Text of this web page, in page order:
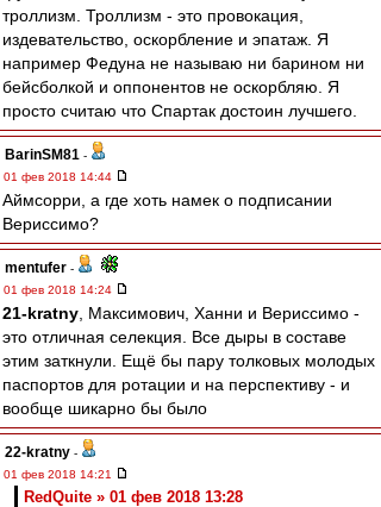
троллизм. Троллизм - это провокация,
издевательство, оскорбление и эпатаж. Я
например Федуна не называю ни барином ни
бейсболкой и оппонентов не оскорбляю. Я
просто считаю что Спартак достоин лучшего.
BarinSM81 -
01 фев 2018 14:44
Аймсорри, а где хоть намек о подписании
Вериссимо?
mentufer -
01 фев 2018 14:24
21-kratny , Максимович, Ханни и Вериссимо -
это отличная селекция. Все дыры в составе
этим заткнули. Ещё бы пару толковых молодых
паспортов для ротации и на перспективу - и
вообще шикарно бы было
22-kratny -
01 фев 2018 14:21
RedQuite » 01 фев 2018 13:28